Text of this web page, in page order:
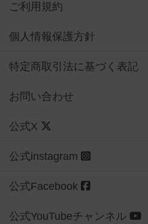
ご利用規約
個人情報保護方針
特定商取引法に基づく表記
お問い合わせ
公式X
公式instagram
公式Facebook
公式YouTubeチャンネル